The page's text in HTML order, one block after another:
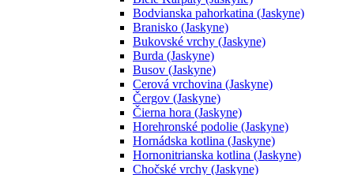
Bodvianska pahorkatina (Jaskyne)
Branisko (Jaskyne)
Bukovské vrchy (Jaskyne)
Burda (Jaskyne)
Busov (Jaskyne)
Cerová vrchovina (Jaskyne)
Čergov (Jaskyne)
Čierna hora (Jaskyne)
Horehronské podolie (Jaskyne)
Hornádska kotlina (Jaskyne)
Hornonitrianska kotlina (Jaskyne)
Chočské vrchy (Jaskyne)